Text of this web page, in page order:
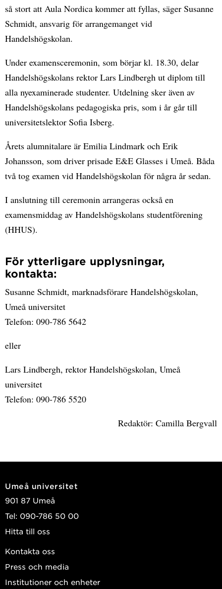
så stort att Aula Nordica kommer att fyllas, säger Susanne
Schmidt, ansvarig för arrangemanget vid
Handelshögskolan.
Under examensceremonin, som börjar kl. 18.30, delar
Handelshögskolans rektor Lars Lindbergh ut diplom till
alla nyexaminerade studenter. Utdelning sker även av
Handelshögskolans pedagogiska pris, som i år går till
universitetslektor Sofia Isberg.
Årets alumnitalare är Emilia Lindmark och Erik
Johansson, som driver prisade E&E Glasses i Umeå. Båda
två tog examen vid Handelshögskolan för några år sedan.
I anslutning till ceremonin arrangeras också en
examensmiddag av Handelshögskolans studentförening
(HHUS).
För ytterligare upplysningar,
kontakta:
Susanne Schmidt, marknadsförare Handelshögskolan,
Umeå universitet
Telefon: 090-786 5642
eller
Lars Lindbergh, rektor Handelshögskolan, Umeå
universitet
Telefon: 090-786 5520
Redaktör: Camilla Bergvall
Umeå universitet
901 87 Umeå
Tel: 090-786 50 00
Hitta till oss
Kontakta oss
Press och media
Institutioner och enheter